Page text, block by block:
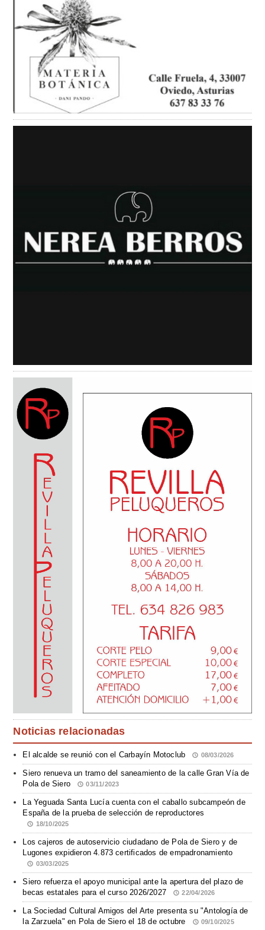
Noticias relacionadas
El alcalde se reunió con el Carbayín Motoclub 08/03/2026
Siero renueva un tramo del saneamiento de la calle Gran Vía de
Pola de Siero
03/11/2023
La Yeguada Santa Lucía cuenta con el caballo subcampeón de
España de la prueba de selección de reproductores
18/10/2025
Los cajeros de autoservicio ciudadano de Pola de Siero y de
Lugones expidieron 4.873 certificados de empadronamiento
03/03/2025
Siero refuerza el apoyo municipal ante la apertura del plazo de
becas estatales para el curso 2026/2027
22/04/2026
La Sociedad Cultural Amigos del Arte presenta su "Antología de
la Zarzuela" en Pola de Siero el 18 de octubre
09/10/2025